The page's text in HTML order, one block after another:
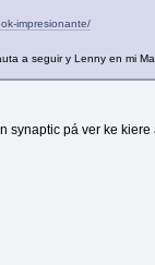
impresionante/
a seguir y Lenny en mi
pá ver ke